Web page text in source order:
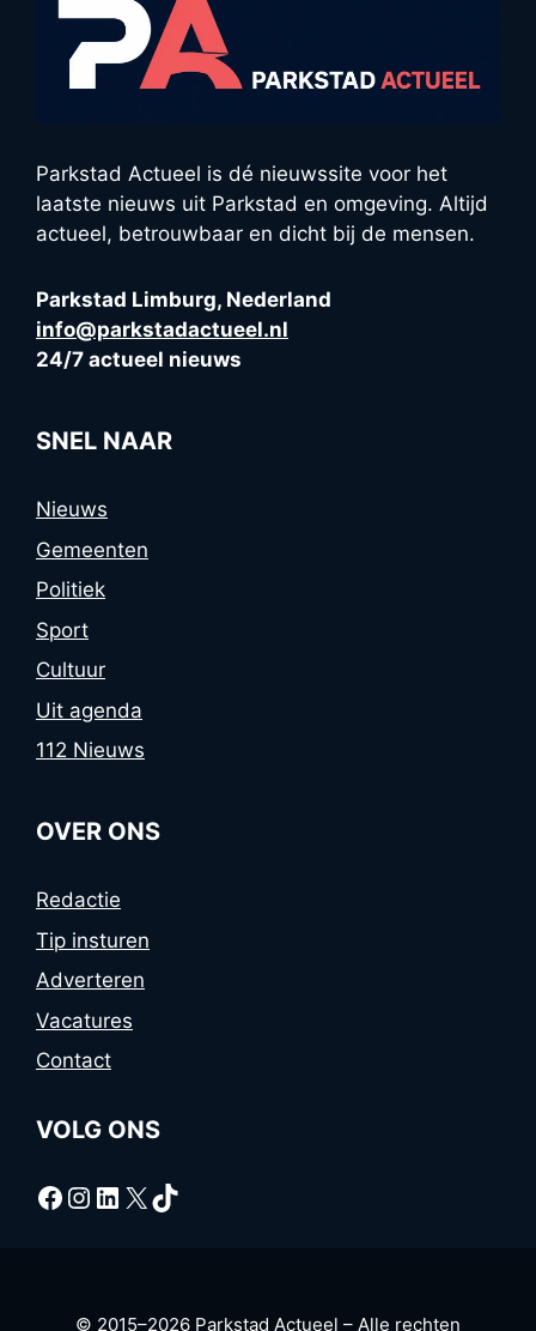
Parkstad Actueel is dé nieuwssite voor het
laatste nieuws uit Parkstad en omgeving. Altijd
actueel, betrouwbaar en dicht bij de mensen.
Parkstad Limburg, Nederland
info@parkstadactueel.nl
24/7 actueel nieuws
SNEL NAAR
Nieuws
Gemeenten
Politiek
Sport
Cultuur
Uit agenda
112 Nieuws
OVER ONS
Redactie
Tip insturen
Adverteren
Vacatures
Contact
VOLG ONS
Facebook
Instagram
LinkedIn
X TikTok
© 2015–2026 Parkstad Actueel – Alle rechten